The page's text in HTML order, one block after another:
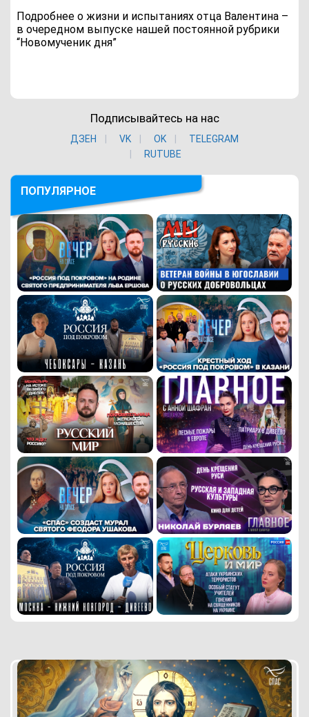
Подробнее о жизни и испытаниях отца Валентина –
в очередном выпуске нашей постоянной рубрики
“Новомученик дня”
Подписывайтесь на нас
ДЗЕН VK ОK
TELEGRAM
RUTUBE
ПОПУЛЯРНОЕ